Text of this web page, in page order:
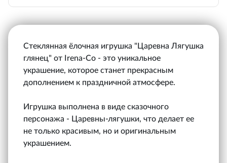
Стеклянная ёлочная игрушка "Царевна Лягушка
глянец" от Irena-Co - это уникальное
украшение, которое станет прекрасным
дополнением к праздничной атмосфере.
Игрушка выполнена в виде сказочного
персонажа - Царевны-лягушки, что делает ее
не только красивым, но и оригинальным
украшением.